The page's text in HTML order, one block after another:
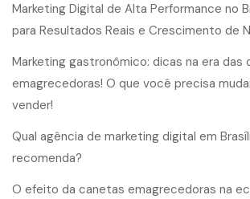
Marketing Digital de Alta Performance no
para Resultados Reais e Crescimento de
Marketing gastronômico: dicas na era das
emagrecedoras! O que você precisa
vender!
Qual agência de marketing digital em
recomenda?
O efeito da canetas emagrecedoras na